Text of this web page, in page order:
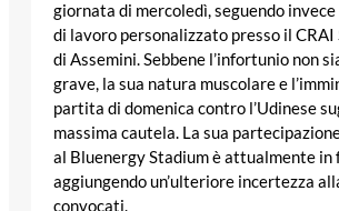
giornata di mercoledì, seguendo
di lavoro personalizzato presso il
di Assemini. Sebbene l’infortunio non
grave, la sua natura muscolare e
partita di domenica contro l’Udinese
massima cautela. La sua
al Bluenergy Stadium è attualmente in
aggiungendo un’ulteriore incertezza
convocati.